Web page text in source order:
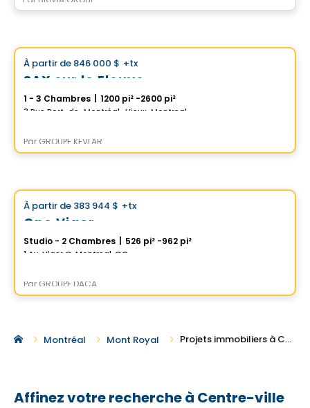
À partir de 846 000 $ +tx
SAX sur le Fleuve
1 - 3 Chambres 1200 pi² -2600 pi²
Par GROUPE KEVLAR
À partir de 383 944 $ +tx
One Viger
Studio - 2 Chambres 526 pi² -962 pi²
1 Av. Viger O, Montreal, QC
Par GROUPE DACA
Montréal Mont Royal Projets immobiliers à Centre-ville
Affinez votre recherche à Centre-ville